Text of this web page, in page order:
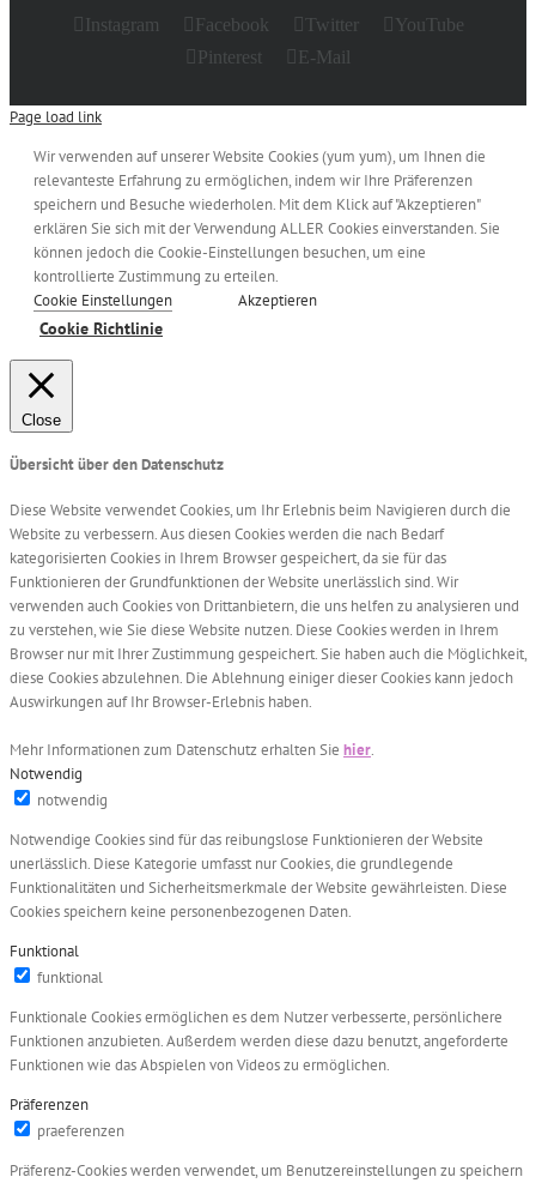
Instagram Facebook Twitter
YouTube
Pinterest
E-Mail
Page load link
Wir verwenden auf unserer Website Cookies (yum yum), um Ihnen die
relevanteste Erfahrung zu ermöglichen, indem wir Ihre Präferenzen
speichern und Besuche wiederholen. Mit dem Klick auf "Akzeptieren"
erklären Sie sich mit der Verwendung ALLER Cookies einverstanden. Sie
können jedoch die Cookie-Einstellungen besuchen, um eine
kontrollierte Zustimmung zu erteilen.
Cookie Einstellungen
Akzeptieren
Cookie Richtlinie
Close
Übersicht über den Datenschutz
Diese Website verwendet Cookies, um Ihr Erlebnis beim Navigieren durch die
Website zu verbessern. Aus diesen Cookies werden die nach Bedarf
kategorisierten Cookies in Ihrem Browser gespeichert, da sie für das
Funktionieren der Grundfunktionen der Website unerlässlich sind. Wir
verwenden auch Cookies von Drittanbietern, die uns helfen zu analysieren und
zu verstehen, wie Sie diese Website nutzen. Diese Cookies werden in Ihrem
Browser nur mit Ihrer Zustimmung gespeichert. Sie haben auch die Möglichkeit,
diese Cookies abzulehnen. Die Ablehnung einiger dieser Cookies kann jedoch
Auswirkungen auf Ihr Browser-Erlebnis haben.
Mehr Informationen zum Datenschutz erhalten Sie hier.
Notwendig
notwendig
Notwendige Cookies sind für das reibungslose Funktionieren der Website
unerlässlich. Diese Kategorie umfasst nur Cookies, die grundlegende
Funktionalitäten und Sicherheitsmerkmale der Website gewährleisten. Diese
Cookies speichern keine personenbezogenen Daten.
Funktional
funktional
Funktionale Cookies ermöglichen es dem Nutzer verbesserte, persönlichere
Funktionen anzubieten. Außerdem werden diese dazu benutzt, angeforderte
Funktionen wie das Abspielen von Videos zu ermöglichen.
Präferenzen
praeferenzen
Präferenz-Cookies werden verwendet, um Benutzereinstellungen zu speichern